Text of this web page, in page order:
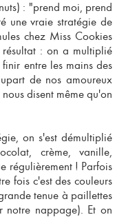
: "prend moi, prend
une vraie stratégie de
chez Miss Cookies
: on a multiplié
entre les mains des
de nos amoureux
disent même qu'on
on s'est démultiplié
crème, vanille,
régulièrement ! Parfois
fois c'est des couleurs
tenue à paillettes
notre nappage). Et on